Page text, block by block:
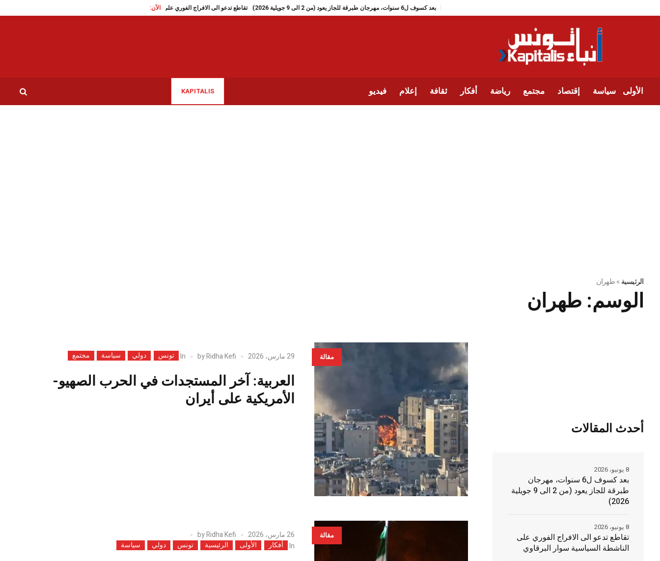
الآن: بعد كسوف ل6 سنوات، مهرجان طبرقة للجاز يعود (من 2 الى 9 جويلية 2026) تقاطع تدعو الى الافراج الفوري على الناشطة السياسية سوار البرقاوي
الأولى سياسة إقتصاد مجتمع رياضة أفكار ثقافة إعلام فيديو KAPITALIS
الرئيسية »طهران
الوسم: طهران
مقالة 29 مارس، 2026 byRidha Kefi
In تونس دولي سياسة مجتمع
العربية: آخر المستجدات في الحرب الصهيو-
الأمريكية على أيران
مقالة 26 مارس، 2026 byRidha Kefi
In
أفكار الأولى الرئيسية تونس دولي سياسة
أحدث المقالات
بعد كسوف ل6 سنوات، مهرجان
طبرقة للجاز يعود (من 2 الى 9 جويلية
2026)
8 يونيو، 2026
تقاطع تدعو الى الافراج الفوري على
الناشطة السياسية سوار البرقاوي
8 يونيو، 2026